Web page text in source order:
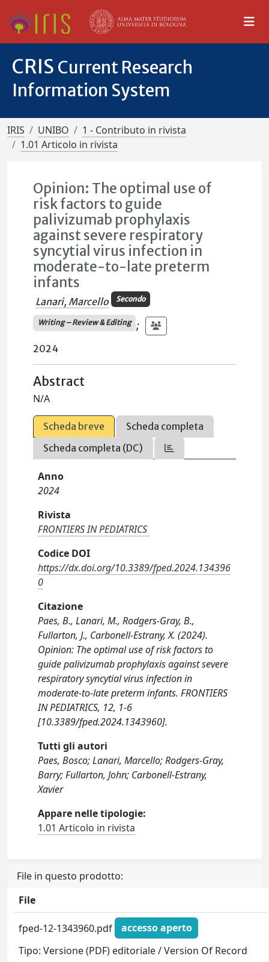
CRIS Current Research
Information System
IRIS UNIBO
1 - Contributo in rivista
1.01 Articolo in rivista
Opinion: The optimal use of
risk factors to guide
palivizumab prophylaxis
against severe respiratory
syncytial virus infection in
moderate-to-late preterm
infants
Lanari, Marcello Secondo
Writing – Review & Editing
;
2024
Abstract
N/A
Scheda breve
Scheda completa
Scheda completa (DC)
Anno
2024
Rivista
FRONTIERS IN PEDIATRICS
Codice DOI
https://dx.doi.org/10.3389/fped.2024.134396
0
Citazione
Paes, B., Lanari, M., Rodgers-Gray, B.,
Fullarton, J., Carbonell-Estrany, X. (2024).
Opinion: The optimal use of risk factors to
guide palivizumab prophylaxis against severe
respiratory syncytial virus infection in
moderate-to-late preterm infants. FRONTIERS
IN PEDIATRICS, 12, 1-6
[10.3389/fped.2024.1343960].
Tutti gli autori
Paes, Bosco; Lanari, Marcello; Rodgers-Gray,
Barry; Fullarton, John; Carbonell-Estrany,
Xavier
Appare nelle tipologie:
1.01 Articolo in rivista
File in questo prodotto:
File
fped-12-1343960.pdf
accesso aperto
Tipo: Versione (PDF) editoriale / Version Of Record